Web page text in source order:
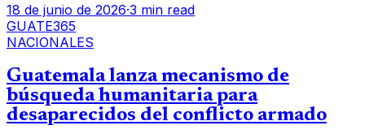
18 de junio de 2026·3 min read
GUATE365
NACIONALES
Guatemala lanza mecanismo de
búsqueda humanitaria para
desaparecidos del conflicto armado